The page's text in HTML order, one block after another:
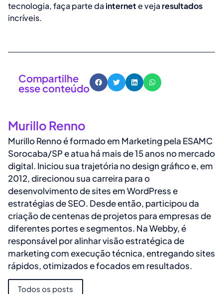
tecnologia, faça parte da internete veja resultados
incríveis.
Compartilhe
esse conteúdo
Murillo Renno
Murillo Renno é formado em Marketing pela ESAMC
Sorocaba/SP e atua há mais de 15 anos no mercado
digital. Iniciou sua trajetória no design gráfico e, em
2012, direcionou sua carreira para o
desenvolvimento de sites em WordPress e
estratégias de SEO. Desde então, participou da
criação de centenas de projetos para empresas de
diferentes portes e segmentos. Na Webby, é
responsável por alinhar visão estratégica de
marketing com execução técnica, entregando sites
rápidos, otimizados e focados em resultados.
Todos os posts